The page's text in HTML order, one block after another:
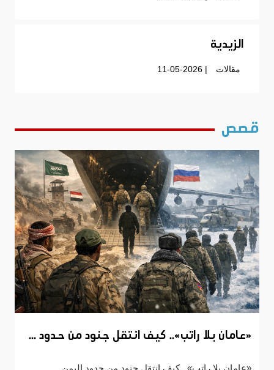
الزيدية
مقالات | 11-05-2026
قصص
«عامان بلا راتب».. كيف انتقل جنود من حدود ...
«عامان بلا راتب».. كيف انتقل جنود من حدود اليمن